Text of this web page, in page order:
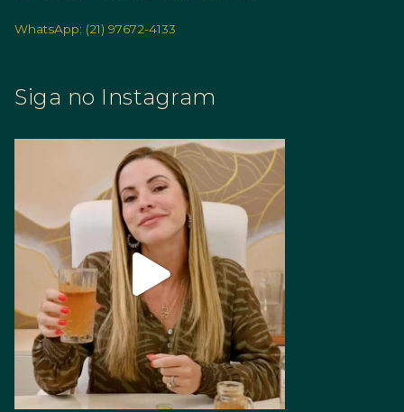
WhatsApp: (21) 97672-4133
Siga no Instagram